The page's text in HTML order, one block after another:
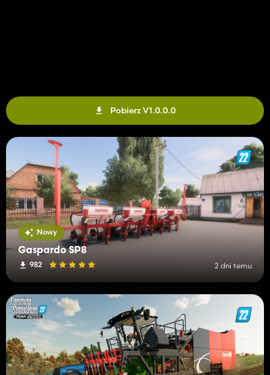
Pobierz V1.0.0.0
Nowy
Gaspardo SP8
982 2 dni temu